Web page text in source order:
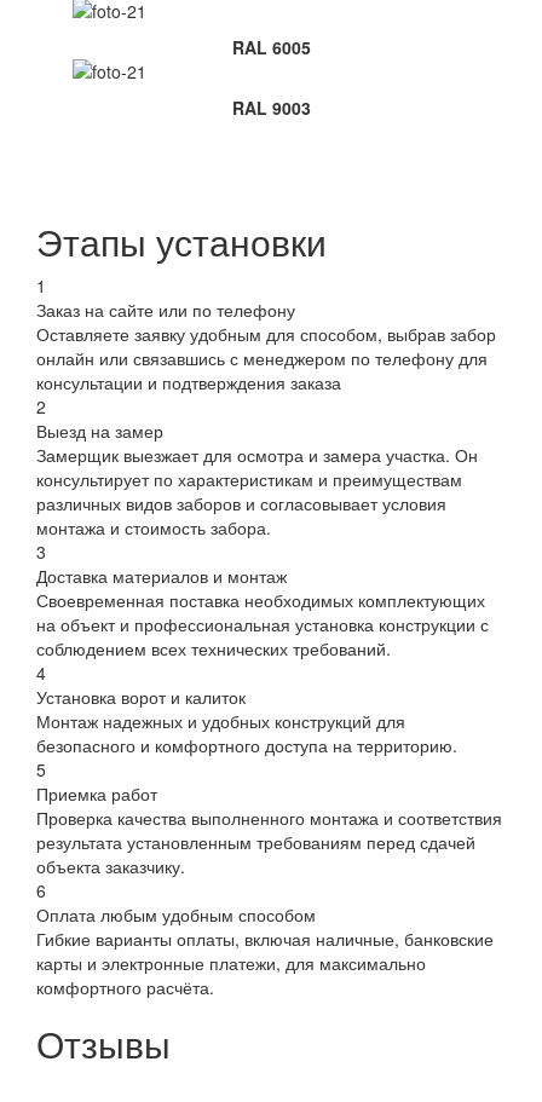
RAL 6005
RAL 9003
Этапы установки
1
Заказ на сайте или по телефону
Оставляете заявку удобным для способом, выбрав забор
онлайн или связавшись с менеджером по телефону для
консультации и подтверждения заказа
2
Выезд на замер
Замерщик выезжает для осмотра и замера участка. Он
консультирует по характеристикам и преимуществам
различных видов заборов и согласовывает условия
монтажа и стоимость забора.
3
Доставка материалов и монтаж
Своевременная поставка необходимых комплектующих
на объект и профессиональная установка конструкции с
соблюдением всех технических требований.
4
Установка ворот и калиток
Монтаж надежных и удобных конструкций для
безопасного и комфортного доступа на территорию.
5
Приемка работ
Проверка качества выполненного монтажа и соответствия
результата установленным требованиям перед сдачей
объекта заказчику.
6
Оплата любым удобным способом
Гибкие варианты оплаты, включая наличные, банковские
карты и электронные платежи, для максимально
комфортного расчёта.
Отзывы